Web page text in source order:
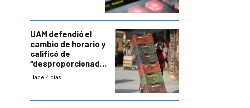
UAM defendió el
cambio de horario y
calificó de
“desproporcionado”
el bloqueo de
Hace 4 días